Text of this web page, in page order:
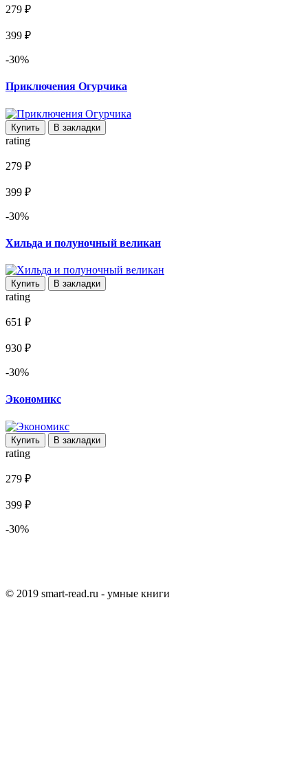
279 ₽
399 ₽
-30%
Приключения Огурчика
Купить В закладки
rating
279 ₽
399 ₽
-30%
Хильда и полуночный великан
Купить В закладки
rating
651 ₽
930 ₽
-30%
Экономикс
Купить В закладки
rating
279 ₽
399 ₽
-30%
© 2019 smart-read.ru - умные книги